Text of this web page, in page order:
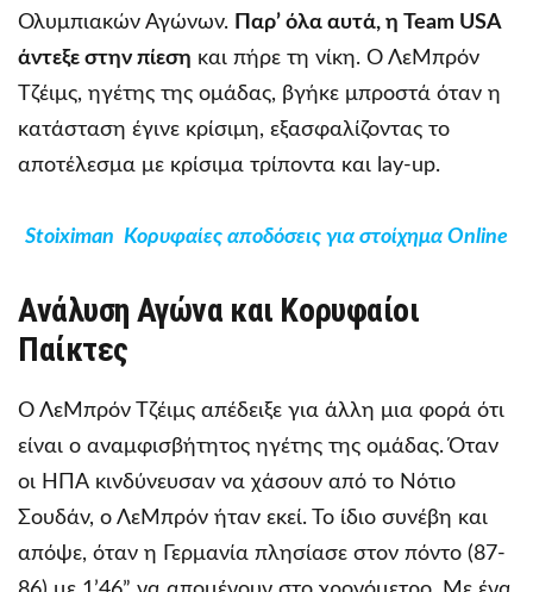
Ολυμπιακών Αγώνων.
Παρ’ όλα αυτά, η Team USA
άντεξε στην πίεση και πήρε τη νίκη. Ο ΛεΜπρόν
Τζέιμς, ηγέτης της ομάδας, βγήκε μπροστά όταν η
κατάσταση έγινε κρίσιμη, εξασφαλίζοντας το
αποτέλεσμα με κρίσιμα τρίποντα και lay-up.
Stoiximan Κορυφαίες αποδόσεις για στοίχημα Online
Ανάλυση Αγώνα και Κορυφαίοι
Παίκτες
Ο ΛεΜπρόν Τζέιμς απέδειξε για άλλη μια φορά ότι
είναι ο αναμφισβήτητος ηγέτης της ομάδας. Όταν
οι ΗΠΑ κινδύνευσαν να χάσουν από το Νότιο
Σουδάν, ο ΛεΜπρόν ήταν εκεί. Το ίδιο συνέβη και
απόψε, όταν η Γερμανία πλησίασε στον πόντο (87-